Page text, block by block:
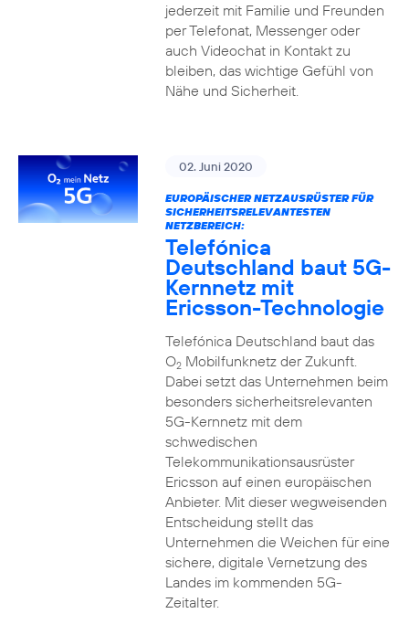
jederzeit mit Familie und Freunden
per Telefonat, Messenger oder
auch Videochat in Kontakt zu
bleiben, das wichtige Gefühl von
Nähe und Sicherheit.
02. Juni 2020
EUROPÄISCHER NETZAUSRÜSTER FÜR
SICHERHEITSRELEVANTESTEN
NETZBEREICH:
Telefónica
Deutschland baut 5G-
Kernnetz mit
Ericsson-Technologie
Telefónica Deutschland baut das
O2Mobilfunknetz der Zukunft.
Dabei setzt das Unternehmen beim
besonders sicherheitsrelevanten
5G-Kernnetz mit dem
schwedischen
Telekommunikationsausrüster
Ericsson auf einen europäischen
Anbieter. Mit dieser wegweisenden
Entscheidung stellt das
Unternehmen die Weichen für eine
sichere, digitale Vernetzung des
Landes im kommenden 5G-
Zeitalter.